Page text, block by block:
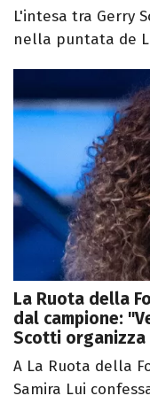
L'intesa tra Gerry
nella puntata de
La Ruota della
dal campione:
Scotti
A La Ruota della
Samira Lui